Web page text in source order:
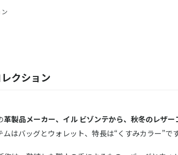
クション
革製品メーカー、イル ビゾンテから、秋冬のレザ
ムはバッグとウォレット、特長は“くすみカラー”で